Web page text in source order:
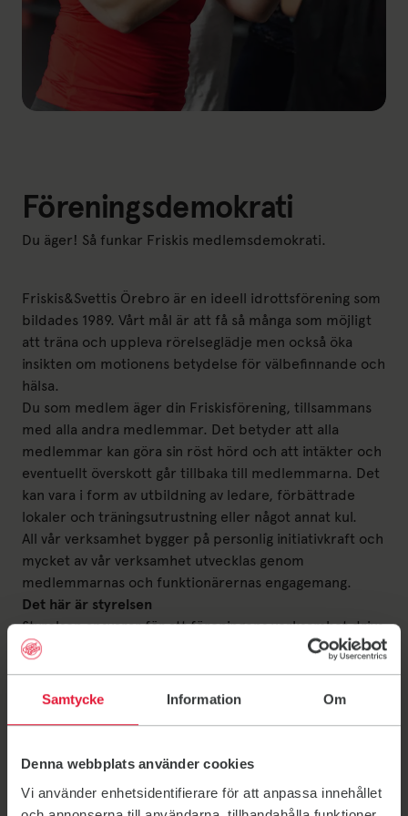
Samtycke Information Om
Denna webbplats använder cookies
Vi använder enhetsidentifierare för att anpassa innehållet
Föreningsdemokrati
Du äger! Så funkar Friskis medlemsdemokrati.
Friskis&Svettis Örebro är en ideell idrottsförening som
bildades 1989. Vårt mål är att få så många som möjligt
att träna och uppleva rörelseglädje men också öka
insikten om motionens betydelse för välbefinnande och
hälsa.
Du som medlem äger din Friskisförening, tillsammans
med alla andra medlemmar. Det betyder att alla
medlemmar kan göra sin röst hörd och att intäkter och
eventuellt överskott går tillbaka till medlemmarna. Det
kan vara i form av utbildning av ledare, förbättrade
lokaler och träningsutrustning eller något annat kul.
All vår verksamhet bygger på personlig initiativkraft och
mycket av vår verksamhet utvecklas genom
medlemmarnas och funktionärernas engagemang.
Det här är styrelsen
Styrelsen ansvarar för att föreningens verksamhet drivs
enligt de planer och mål som är beslutade på
årsmötet. De ansvarar också för att föreningen alltid
tar tillvara på medlemmarnas intressen. Som medlem
är du varmt välkommen att ställa frågor eller lämna
Marcus Lundell, ordförande
Andreas Geschwind-Widegren